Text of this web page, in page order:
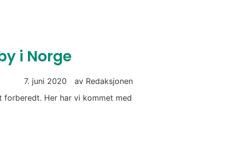
i Norge
7. juni 2020 av Redaksjonen
Her har vi kommet med